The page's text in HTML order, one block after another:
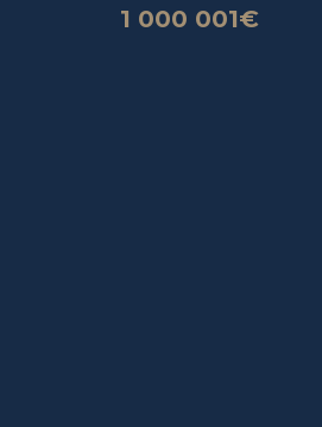
1 000 001€